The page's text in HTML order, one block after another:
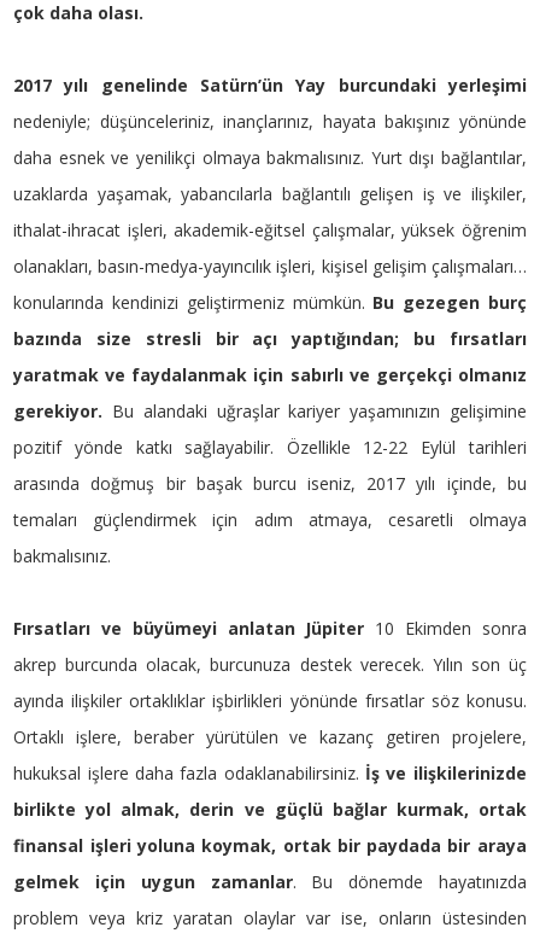
çok daha olası.
2017 yılı genelinde Satürn’ün Yay burcundaki yerleşimi
nedeniyle; düşünceleriniz, inançlarınız, hayata bakışınız yönünde
daha esnek ve yenilikçi olmaya bakmalısınız. Yurt dışı bağlantılar,
uzaklarda yaşamak, yabancılarla bağlantılı gelişen iş ve ilişkiler,
ithalat-ihracat işleri, akademik-eğitsel çalışmalar, yüksek öğrenim
olanakları, basın-medya-yayıncılık işleri, kişisel gelişim çalışmaları…
konularında kendinizi geliştirmeniz mümkün. Bu gezegen burç
bazında size stresli bir açı yaptığından; bu fırsatları
yaratmak ve faydalanmak için sabırlı ve gerçekçi olmanız
gerekiyor. Bu alandaki uğraşlar kariyer yaşamınızın gelişimine
pozitif yönde katkı sağlayabilir. Özellikle 12-22 Eylül tarihleri
arasında doğmuş bir başak burcu iseniz, 2017 yılı içinde, bu
temaları güçlendirmek için adım atmaya, cesaretli olmaya
bakmalısınız.
Fırsatları ve büyümeyi anlatan Jüpiter 10 Ekimden sonra
akrep burcunda olacak, burcunuza destek verecek. Yılın son üç
ayında ilişkiler ortaklıklar işbirlikleri yönünde fırsatlar söz konusu.
Ortaklı işlere, beraber yürütülen ve kazanç getiren projelere,
hukuksal işlere daha fazla odaklanabilirsiniz. İş ve ilişkilerinizde
birlikte yol almak, derin ve güçlü bağlar kurmak, ortak
finansal işleri yoluna koymak, ortak bir paydada bir araya
gelmek için uygun zamanlar. Bu dönemde hayatınızda
problem veya kriz yaratan olaylar var ise, onların üstesinden